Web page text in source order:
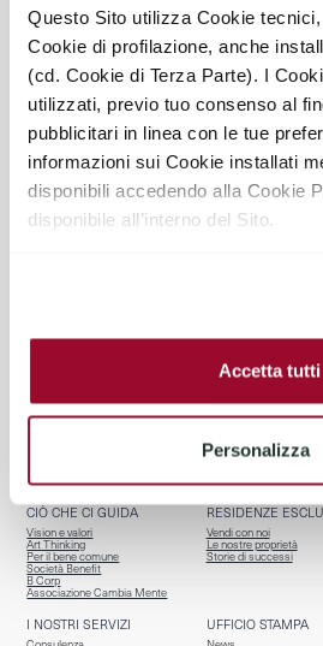
Questo Sito utilizza Cookie
Cookie di profilazione, anche
(cd. Cookie di Terza Parte). I
utilizzati, previo tuo consenso al
pubblicitari in linea con le tue
informazioni sui Cookie installati
disponibili accedendo alla Cookie
disponibile all’interno del Sito.
Accetta tutti
Personalizza
Via Leopardi 2, 20123 Milano
Mail: info@tirelliandpartners.pro
Tel: +39028051673
Seguici sui social
@TIRELLI_PARTNERS
BENVENUTI
Contatti
CHI SIAMO
Riconoscimenti
Affiliazioni
CIÒ CHE CI GUIDA
Vision e valori
Art Thinking
Per il bene comune
Società Benefit
B Corp
Associazione Cambia Mente
RESIDENZE
Vendi con noi
Le nostre proprietà
Storie di successi
I NOSTRI SERVIZI UFFICIO STAMPA